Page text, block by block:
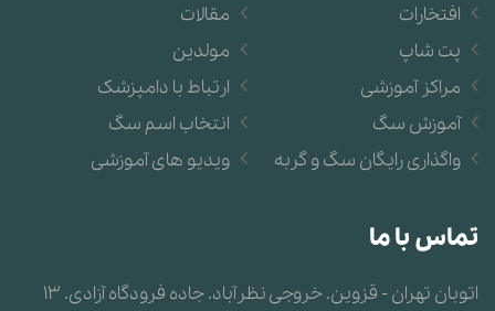
مقالات
مولدین
ارتباط با دامپزشک
انتخاب اسم سگ
ویدیو های آموزشی
افتخارات
پت شاپ
مراکز آموزشی
آموزش سگ
واگذاری رایگان سگ و گربه
تماس با ما
اتوبان تهران - قزوین. خروجی نظرآباد. جاده فرودگاه آزادی. 13